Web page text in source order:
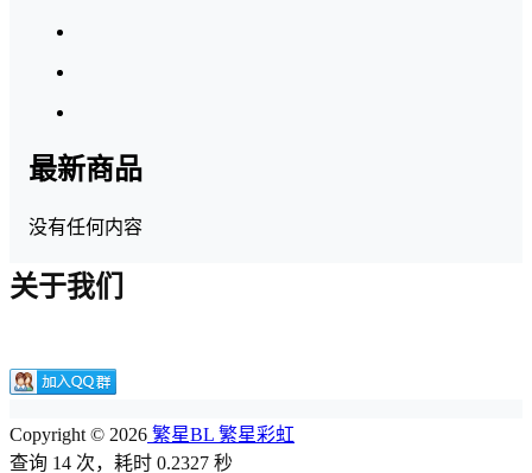
最新商品
没有任何内容
关于我们
Copyright © 2026 繁星BL 繁星彩虹
查询 14 次，耗时 0.2327 秒